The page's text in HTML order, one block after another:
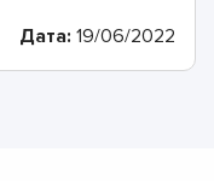
Дата: 19/06/2022